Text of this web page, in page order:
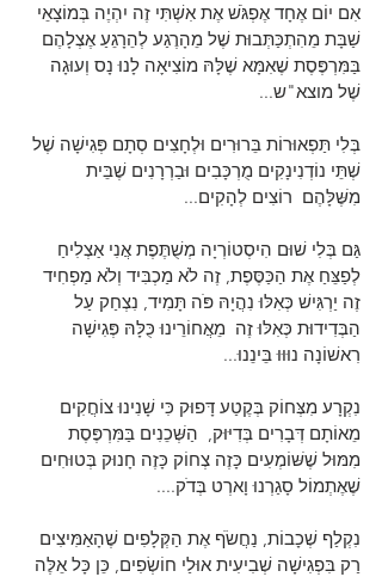
אִם יוֹם אֶחָד אֶפְגֹּשׁ אֶת אִשְׁתִּי זֶה יִהְיֶה בְּמוֹצָאֵי
שַׁבָּת מֵהִתְכַּתְּבוּת שֶׁל מֵהָרֶגַע לְהֵרָגֵעַ אֶצְלָהֶם
בַּמִּרְפֶּסֶת שֶׁאִמָּא שֶׁלָּהּ מוֹצִיאָה לָנוּ נָס וְעוּגָה
שֶׁל מוצא"ש...
בְּלִי תַּפְאוּרוֹת בֵּרוּרִים וּלְחָצִים סְתָם פְּגִישָׁה שֶׁל
שְׁתֵּי נוֹדְנִינָקִים מֻרְכָּבִים וּבַרְרָנִים שֶׁבֵּית
מִשֶּׁלָּהֶם  רוֹצִים לְהָקִים...
גַּם בְּלִי שׁוּם הִיסְטוֹרְיָה מְשֻׁתֶּפֶת אֲנִי אַצְלִיחַ
לְפַצֵּחַ אֶת הַכַּסֶּפֶת, זֶה לֹא מַכְבִּיד וְלֹא מַפְחִיד
זֶה יַרְגִּישׁ כְּאִלּוּ נִהֲיָהּ פֹּה תָּמִיד, נִצְחַק עַל
הַבְּדִידוּת כְּאִלּוּ זֶה  מֵאֲחוֹרֵינוּ כֻּלָּהּ פְּגִישָׁה
רִאשׁוֹנָה נוּוּוּ בֵּינֵנוּ...
נִקְרָע מִצְּחוֹק בְּקֶטַע דָּפוּק כִּי שָׁנִינוּ צוֹחֲקִים
מֵאוֹתָם דְּבָרִים בְּדִיּוּק,  הַשְּׁכֵנִים בַּמִּרְפֶּסֶת
מִמּוּל שֶׁשּׁוֹמְעִים כָּזֶה צְחוֹק כָּזֶה חָנוּק בְּטוּחִים
שֶׁאֶתְמוֹל סָגַרְנוּ וָארְט בְּדֹק....
נִקְלַף שְׁכָבוֹת, נַחֲשֹׂף אֶת הַקְּלָפִים שֶׁהָאַמִּיצִים
רַק בִּפְגִישָׁה שְׁבִיעִית אוּלַי חוֹשְׂפִים, כֵּן כָּל אֵלֶּה